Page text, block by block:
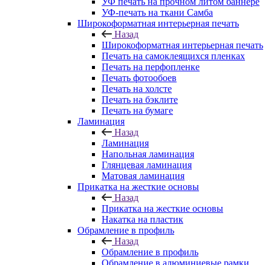
УФ-печать на ткани Самба
Широкоформатная интерьерная печать
Назад
Широкоформатная интерьерная печать
Печать на самоклеящихся пленках
Печать на перфопленке
Печать фотообоев
Печать на холсте
Печать на бэклите
Печать на бумаге
Ламинация
Назад
Ламинация
Напольная ламинация
Глянцевая ламинация
Матовая ламинация
Прикатка на жесткие основы
Назад
Прикатка на жесткие основы
Накатка на пластик
Обрамление в профиль
Назад
Обрамление в профиль